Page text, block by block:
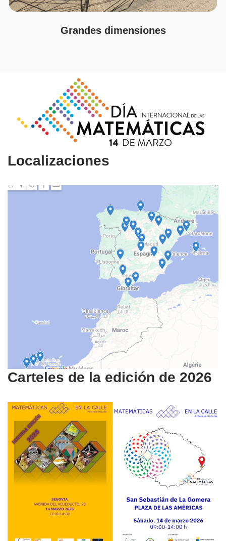
Grandes dimensiones
Localizaciones
Carteles de la edición de 2026